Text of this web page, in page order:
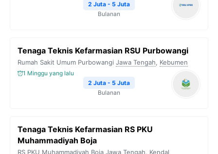
2 Juta - 5 Juta
Bulanan
Tenaga Teknis Kefarmasian RSU Purbowangi
Rumah Sakit Umum Purbowangi Jawa Tengah, Kebumen
1 Minggu yang lalu
2 Juta - 5 Juta
Bulanan
Tenaga Teknis Kefarmasian RS PKU
Muhammadiyah Boja
RS PKU Muhammadiyah Boja Jawa Tengah, Kendal